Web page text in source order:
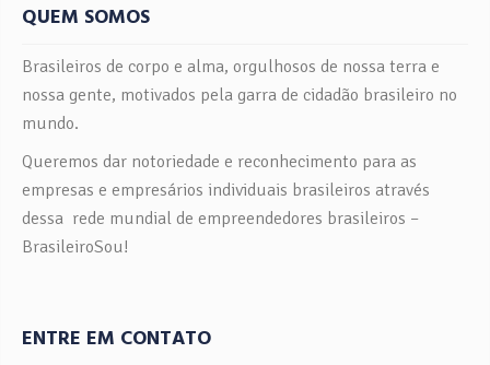
QUEM SOMOS
Brasileiros de corpo e alma, orgulhosos de nossa terra e
nossa gente, motivados pela garra de cidadão brasileiro no
mundo.
Queremos dar notoriedade e reconhecimento para as
empresas e empresários individuais brasileiros através
dessa rede mundial de empreendedores brasileiros –
BrasileiroSou!
ENTRE EM CONTATO